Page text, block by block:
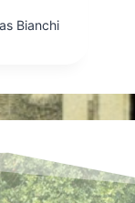
Bianchi